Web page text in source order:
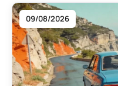
09/08/2026